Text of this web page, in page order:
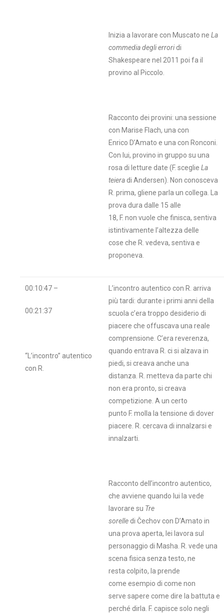
Inizia a lavorare con Muscato ne La
commedia degli errori di
Shakespeare nel 2011 poi fa il
provino al Piccolo.
Racconto dei provini: una sessione
con Marise Flach, una con
Enrico D’Amato e una con Ronconi.
Con lui, provino in gruppo su una
rosa di letture date (F. sceglie La
teiera di Andersen). Non conosceva
R. prima, gliene parla un collega. La
prova dura dalle 15 alle
18, F. non vuole che finisca, sentiva
istintivamente l’altezza delle
cose che R. vedeva, sentiva e
proponeva.
00:10:47 –
00:21:37
“L’incontro” autentico
con R.
L’incontro autentico con R. arriva
più tardi: durante i primi anni della
scuola c’era troppo desiderio di
piacere che offuscava una reale
comprensione. C’era reverenza,
quando entrava R. ci si alzava in
piedi, si creava anche una
distanza. R. metteva da parte chi
non era pronto, si creava
competizione. A un certo
punto F. molla la tensione di dover
piacere. R. cercava di innalzarsi e
innalzarti.
Racconto dell’incontro autentico,
che avviene quando lui la vede
lavorare su Tre
sorelle di Čechov con D’Amato in
una prova aperta, lei lavora sul
personaggio di Masha. R. vede una
scena fisica senza testo, ne
resta colpito, la prende
come esempio di come non
serve sapere come dire la battuta e
perché dirla. F. capisce solo negli